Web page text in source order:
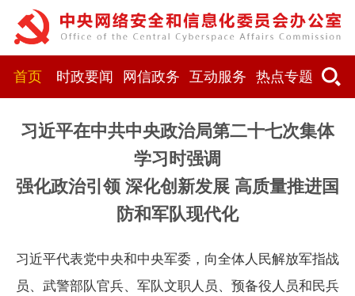
首页 时政要闻 网信政务 互动服务 热点专题
习近平在中共中央政治局第二十七次集体
学习时强调
强化政治引领 深化创新发展 高质量推进国
防和军队现代化
习近平代表党中央和中央军委，向全体人民解放军指战
员、武警部队官兵、军队文职人员、预备役人员和民兵